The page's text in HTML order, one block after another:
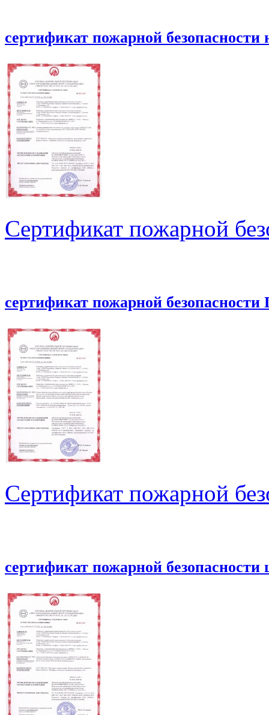
сертификат пожарной безопасности
Сертификат пожарной
сертификат пожарной
Сертификат пожарной
сертификат пожарной